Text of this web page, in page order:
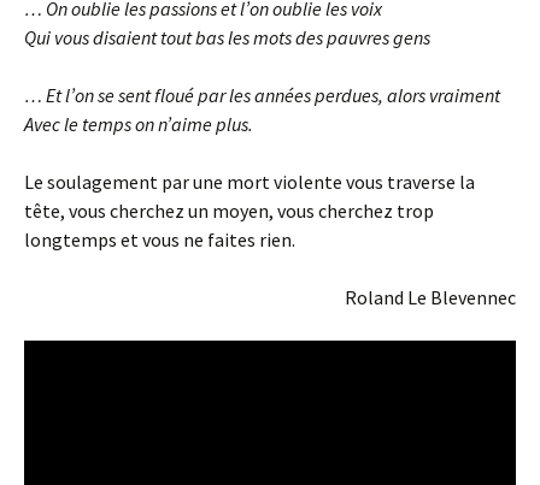
… On oublie les passions et l’on oublie les voix
Qui vous disaient tout bas les mots des pauvres gens
… Et l’on se sent floué par les années perdues, alors vraiment
Avec le temps on n’aime plus.
Le soulagement par une mort violente vous traverse la
tête, vous cherchez un moyen, vous cherchez trop
longtemps et vous ne faites rien.
Roland Le Blevennec